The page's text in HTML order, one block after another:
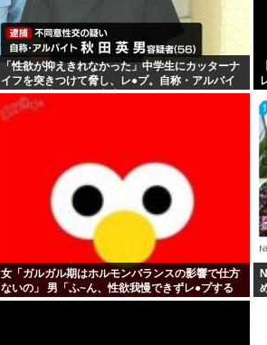
「性欲が抑えきれなかった」中学生にカッターナ
イフを突きつけて脅し、レ●プ。自称・アルバイ
トの秋田英男(56)が逮捕される
女「ガルガル期はホルモンバランスの影響で仕方
ないの」 男「ふ~ん、性欲我慢できずレ●プする
男と同じだね」